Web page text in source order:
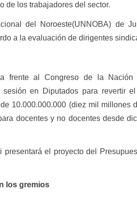
de los trabajadores del sector.
del Noroeste(UNNOBA) de
a la evaluación de dirigentes
frente al Congreso de la
en Diputados para revertir
10.000.000.000 (diez mil millones
docentes y no docentes desde
el proyecto del
los gremios